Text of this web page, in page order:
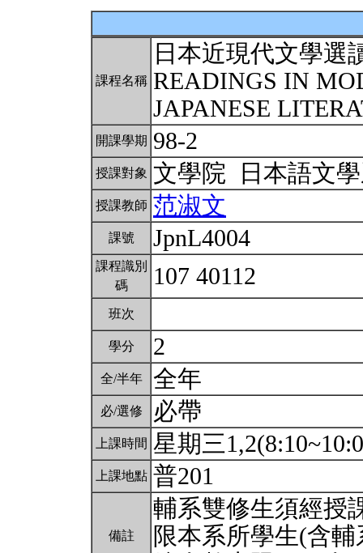
課程名稱
日本近現代文學選
READINGS IN
JAPANESE
開課學期 98-2
授課對象 文學院 日本語文
授課教師 范淑文
課號 JpnL4004
課程識別
碼
107 40112
班次
學分 2
全/半年 全年
必/選修 必帶
上課時間 星期三
上課地點 普201
備註
輔系雙修生須經授
限本系所學生(含